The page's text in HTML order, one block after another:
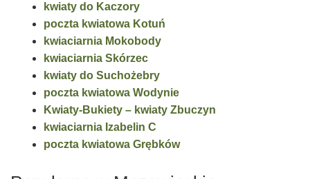
kwiaty do Kaczory
poczta kwiatowa Kotuń
kwiaciarnia Mokobody
kwiaciarnia Skórzec
kwiaty do Suchożebry
poczta kwiatowa Wodynie
Kwiaty-Bukiety – kwiaty Zbuczyn
kwiaciarnia Izabelin C
poczta kwiatowa Grębków